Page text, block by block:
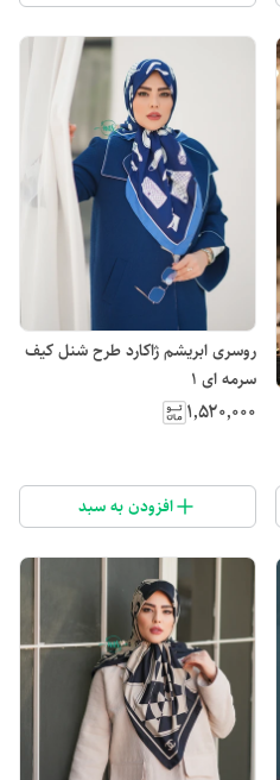
روسری ابریشم ژاکارد طرح شنل کیف
سرمه ای 1
۱٬۵۲۰٬۰۰۰
افزودن به سبد